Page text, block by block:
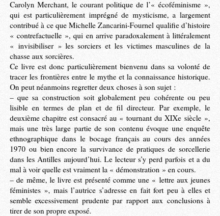
Carolyn Merchant, le courant politique de l’« écoféminisme »,
qui est particulièrement imprégné de mysticisme, a largement
contribué à ce que Michelle Zancarini-Fournel qualifie d’histoire
« contrefactuelle », qui en arrive paradoxalement à littéralement
« invisibiliser » les sorciers et les victimes masculines de la
chasse aux sorcières.
Ce livre est donc particulièrement bienvenu dans sa volonté de
tracer les frontières entre le mythe et la connaissance historique.
On peut néanmoins regretter deux choses à son sujet :
– que sa construction soit globalement peu cohérente ou peu
lisible en termes de plan et de fil directeur. Par exemple, le
deuxième chapitre est consacré au « tournant du XIXe siècle »,
mais une très large partie de son contenu évoque une enquête
ethnographique dans le bocage français au cours des années
1970 ou bien encore la survivance de pratiques de sorcellerie
dans les Antilles aujourd’hui. Le lecteur s’y perd parfois et a du
mal à voir quelle est vraiment la « démonstration » en cours.
– de même, le livre est présenté comme une « lettre aux jeunes
féministes », mais l’autrice s’adresse en fait fort peu à elles et
semble excessivement prudente par rapport aux conclusions à
tirer de son propre exposé.